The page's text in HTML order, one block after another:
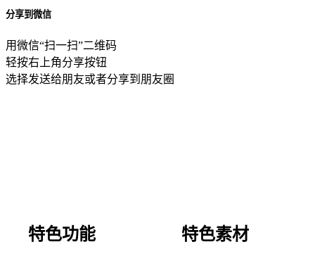
分享到微信
用微信“扫一扫”二维码
轻按右上角分享按钮
选择发送给朋友或者分享到朋友圈
特色功能 特色素材